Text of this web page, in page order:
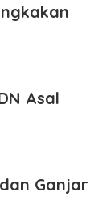
Asal
Ganjar